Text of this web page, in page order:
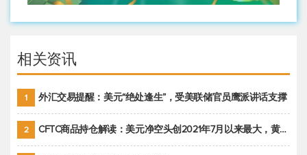
相关资讯
1 外汇交易提醒：美元“绝处逢生”，受美联储官员鹰派讲话支撑
2 CFTC商品持仓解读：美元净空头创2021年7月以来最大，黄金期货投机性净多头头寸减少